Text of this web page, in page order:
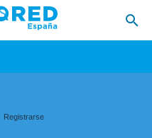
Registrarse